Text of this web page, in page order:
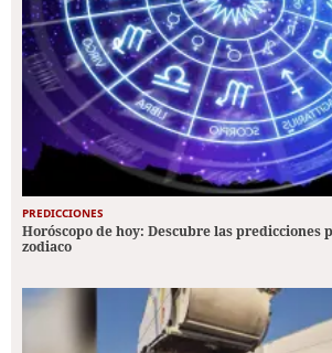
PREDICCIONES
Horóscopo de hoy: Descubre las predicciones
zodiaco